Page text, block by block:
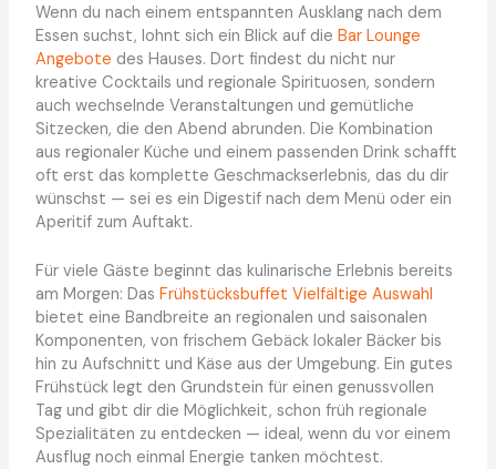
Wenn du nach einem entspannten Ausklang nach dem
Essen suchst, lohnt sich ein Blick auf die Bar Lounge
Angebote des Hauses. Dort findest du nicht nur
kreative Cocktails und regionale Spirituosen, sondern
auch wechselnde Veranstaltungen und gemütliche
Sitzecken, die den Abend abrunden. Die Kombination
aus regionaler Küche und einem passenden Drink schafft
oft erst das komplette Geschmackserlebnis, das du dir
wünschst — sei es ein Digestif nach dem Menü oder ein
Aperitif zum Auftakt.
Für viele Gäste beginnt das kulinarische Erlebnis bereits
am Morgen: Das Frühstücksbuffet Vielfältige Auswahl
bietet eine Bandbreite an regionalen und saisonalen
Komponenten, von frischem Gebäck lokaler Bäcker bis
hin zu Aufschnitt und Käse aus der Umgebung. Ein gutes
Frühstück legt den Grundstein für einen genussvollen
Tag und gibt dir die Möglichkeit, schon früh regionale
Spezialitäten zu entdecken — ideal, wenn du vor einem
Ausflug noch einmal Energie tanken möchtest.